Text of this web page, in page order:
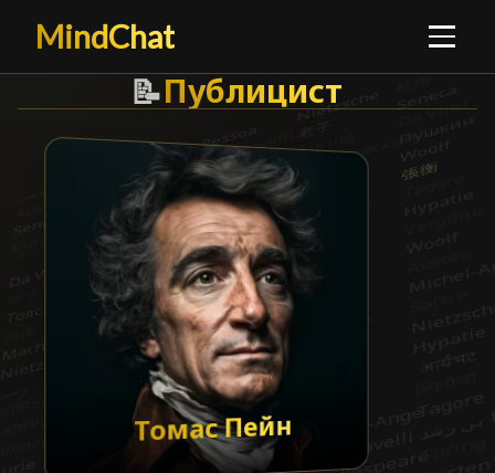
MindChat
📝Публицист
Публицист
Томас Пейн